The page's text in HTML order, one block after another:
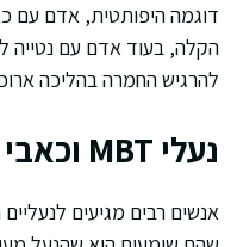
דוגמה היפותטית, אדם עם
הקלה, בעוד אדם עם נטייה
להרגיש החמרה בהליכה
נעלי MBT וכאבי גב
אנשים רבים מגיעים